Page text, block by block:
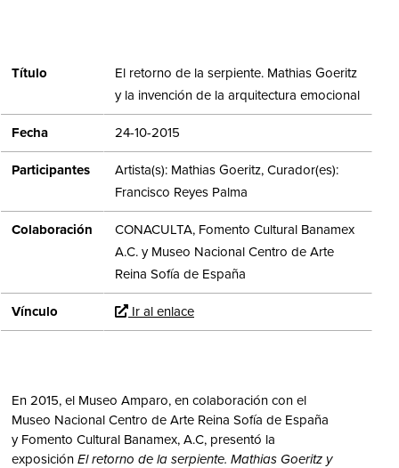
Título
El retorno de la serpiente. Mathias Goeritz
y la invención de la arquitectura emocional
Fecha 24-10-2015
Participantes
Artista(s): Mathias Goeritz, Curador(es):
Francisco Reyes Palma
Colaboración
CONACULTA, Fomento Cultural Banamex
A.C. y Museo Nacional Centro de Arte
Reina Sofía de España
Vínculo Ir al enlace
En 2015, el Museo Amparo, en colaboración con el
Museo Nacional Centro de Arte Reina Sofía de España
y Fomento Cultural Banamex, A.C, presentó la
exposición El retorno de la serpiente. Mathias Goeritz y